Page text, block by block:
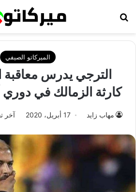
الميركاتو الصيفي
الترجي يدرس معاقبة
كارثة الزمالك في دوري
مهاب زايد 17 أبريل، 2020 آخر تحديث: